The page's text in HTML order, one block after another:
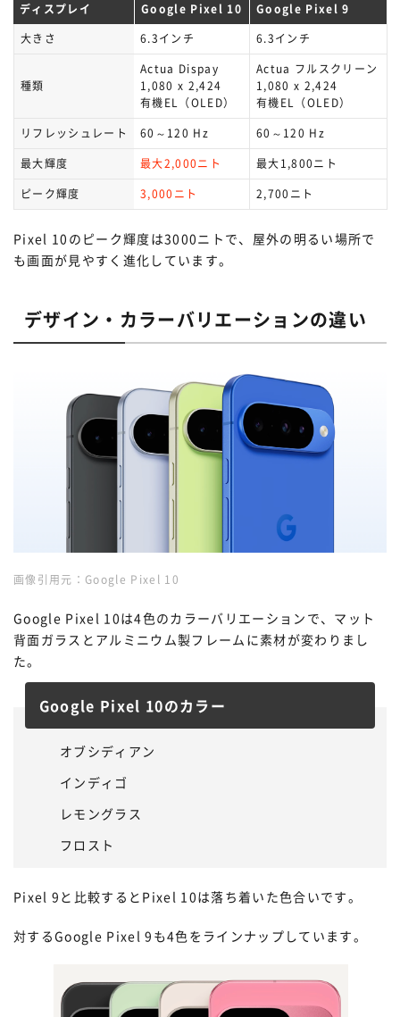
ディスプレイ Google Pixel 10
Google Pixel 9
大きさ
6.3インチ 6.3インチ
種類
Actua Dispay
1,080 x 2,424
有機EL（OLED）
Actua フルスクリーン
1,080 x 2,424
有機EL（OLED）
リフレッシュレート
60～120 Hz
60～120 Hz
最大輝度
最大2,000ニト
最大1,800ニト
ピーク輝度
3,000ニト 2,700ニト
Pixel 10のピーク輝度は3000ニトで、屋外の明るい場所で
も画面が見やすく進化しています。
デザイン・カラーバリエーションの違い
画像引用元： Google Pixel 10
Google Pixel 10は4色のカラーバリエーションで、マット
背面ガラスとアルミニウム製フレームに素材が変わりまし
た。
Google Pixel 10のカラー
オブシディアン
インディゴ
レモングラス
フロスト
Pixel 9と比較するとPixel 10は落ち着いた色合いです。
対するGoogle Pixel 9も4色をラインナップしています。